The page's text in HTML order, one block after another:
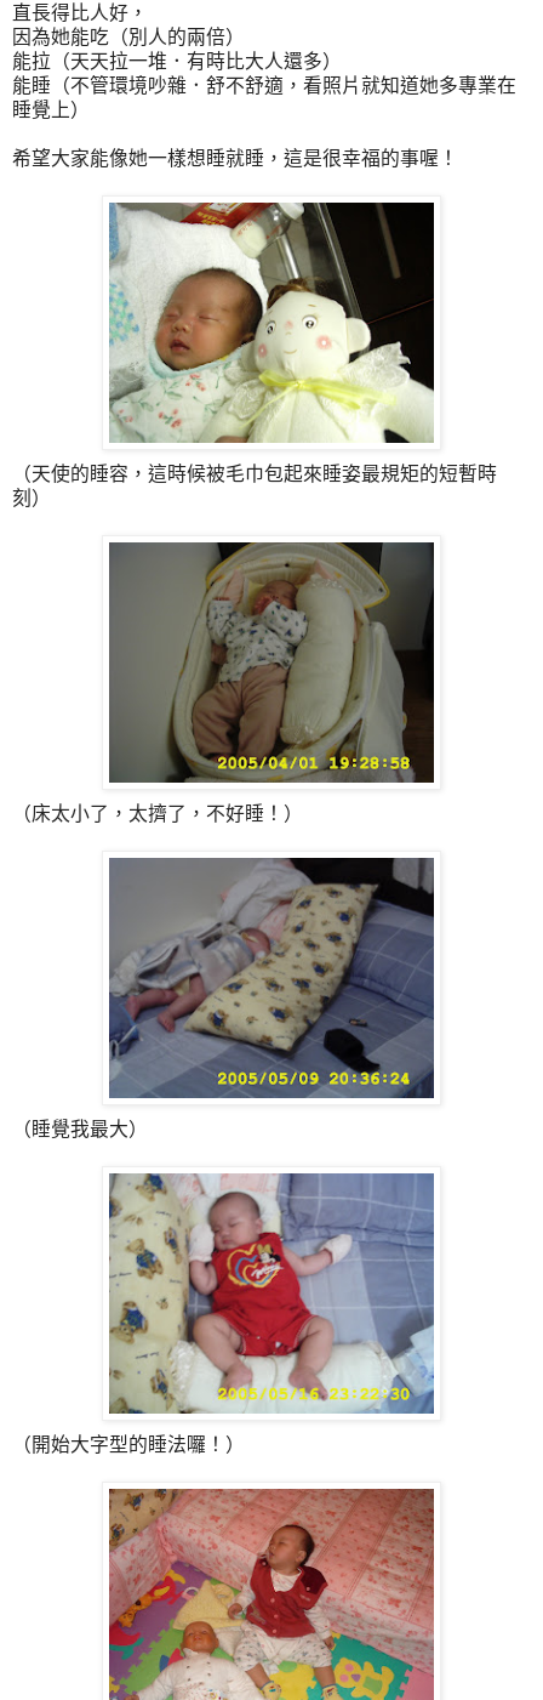
直長得比人好，
因為她能吃（別人的兩倍）
能拉（天天拉一堆．有時比大人還多）
能睡（不管環境吵雜．舒不舒適，看照片就知道她多專業在
睡覺上）
希望大家能像她一樣想睡就睡，這是很幸福的事喔！
（天使的睡容，這時候被毛巾包起來睡姿最規矩的短暫時
刻）
（床太小了，太擠了，不好睡！）
（睡覺我最大）
（開始大字型的睡法囉！）